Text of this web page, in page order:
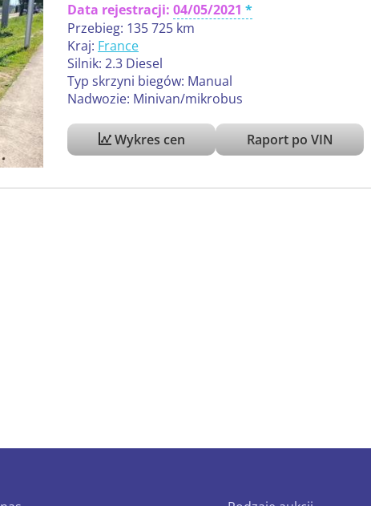
Data rejestracji: 04/05/2021
Przebieg: 135 725 km
Kraj: France
Silnik: 2.3 Diesel
Typ skrzyni biegów: Manual
Nadwozie: Minivan/mikrobus
Wykres cen Raport po VIN